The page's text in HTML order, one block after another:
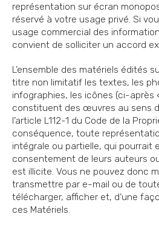
représentation sur écran
réservé à votre usage privé. Si
usage commercial des
convient de solliciter un accord
L’ensemble des matériels édités
titre non limitatif les textes, les
infographies, les icônes (ci-après
constituent des œuvres au sens
l’article L112-1 du Code de la
conséquence, toute
intégrale ou partielle, qui pourrait
consentement de leurs auteurs
est illicite. Vous ne pouvez donc
transmettre par e-mail ou de
télécharger, afficher et, d’une
ces Matériels.